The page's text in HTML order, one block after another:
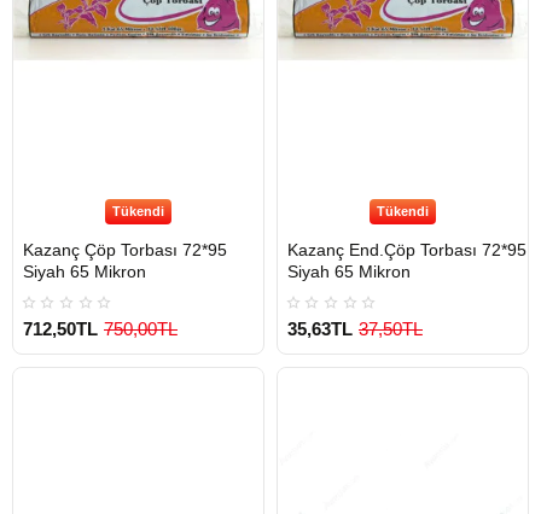
Tükendi
Kazanç Çöp Torbası 72*95
Siyah 65 Mikron
712,50TL 750,00TL
Tükendi
Kazanç End.Çöp Torbası 72*95
Siyah 65 Mikron
35,63TL 37,50TL